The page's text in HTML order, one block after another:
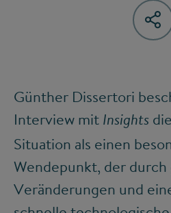
Günther Dissertori
Interview mit Insights
Situation als einen
Wendepunkt, der
Veränderungen und